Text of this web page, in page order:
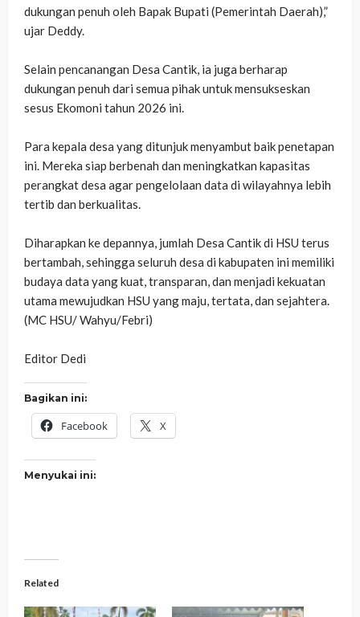
dukungan penuh oleh Bapak Bupati (Pemerintah Daerah),”
ujar Deddy.
‎Selain pencanangan Desa Cantik, ia juga berharap
dukungan penuh dari semua pihak untuk mensukseskan
sesus Ekomoni tahun 2026 ini.
‎Para kepala desa yang ditunjuk menyambut baik penetapan
ini. Mereka siap berbenah dan meningkatkan kapasitas
perangkat desa agar pengelolaan data di wilayahnya lebih
tertib dan berkualitas.
‎Diharapkan ke depannya, jumlah Desa Cantik di HSU terus
bertambah, sehingga seluruh desa di kabupaten ini memiliki
budaya data yang kuat, transparan, dan menjadi kekuatan
utama mewujudkan HSU yang maju, tertata, dan sejahtera.
‎(MC HSU/ Wahyu/Febri)
‎Editor Dedi
Bagikan ini:
Facebook X
Menyukai ini:
Related